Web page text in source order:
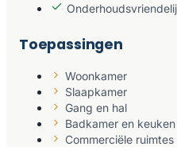
Toepassingen
Woonkamer
Slaapkamer
Gang en hal
Badkamer en keuken
Commerciële ruimtes